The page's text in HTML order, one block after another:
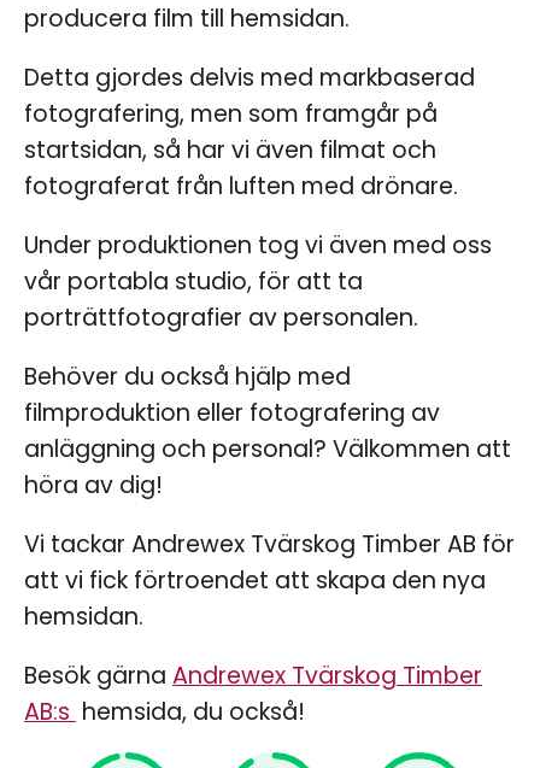
producera film till hemsidan.
Detta gjordes delvis med markbaserad
fotografering, men som framgår på
startsidan, så har vi även filmat och
fotograferat från luften med drönare.
Under produktionen tog vi även med oss
vår portabla studio, för att ta
porträttfotografier av personalen.
Behöver du också hjälp med
filmproduktion eller fotografering av
anläggning och personal? Välkommen att
höra av dig!
Vi tackar Andrewex Tvärskog Timber AB för
att vi fick förtroendet att skapa den nya
hemsidan.
Besök gärna Andrewex Tvärskog Timber
AB:s hemsida, du också!